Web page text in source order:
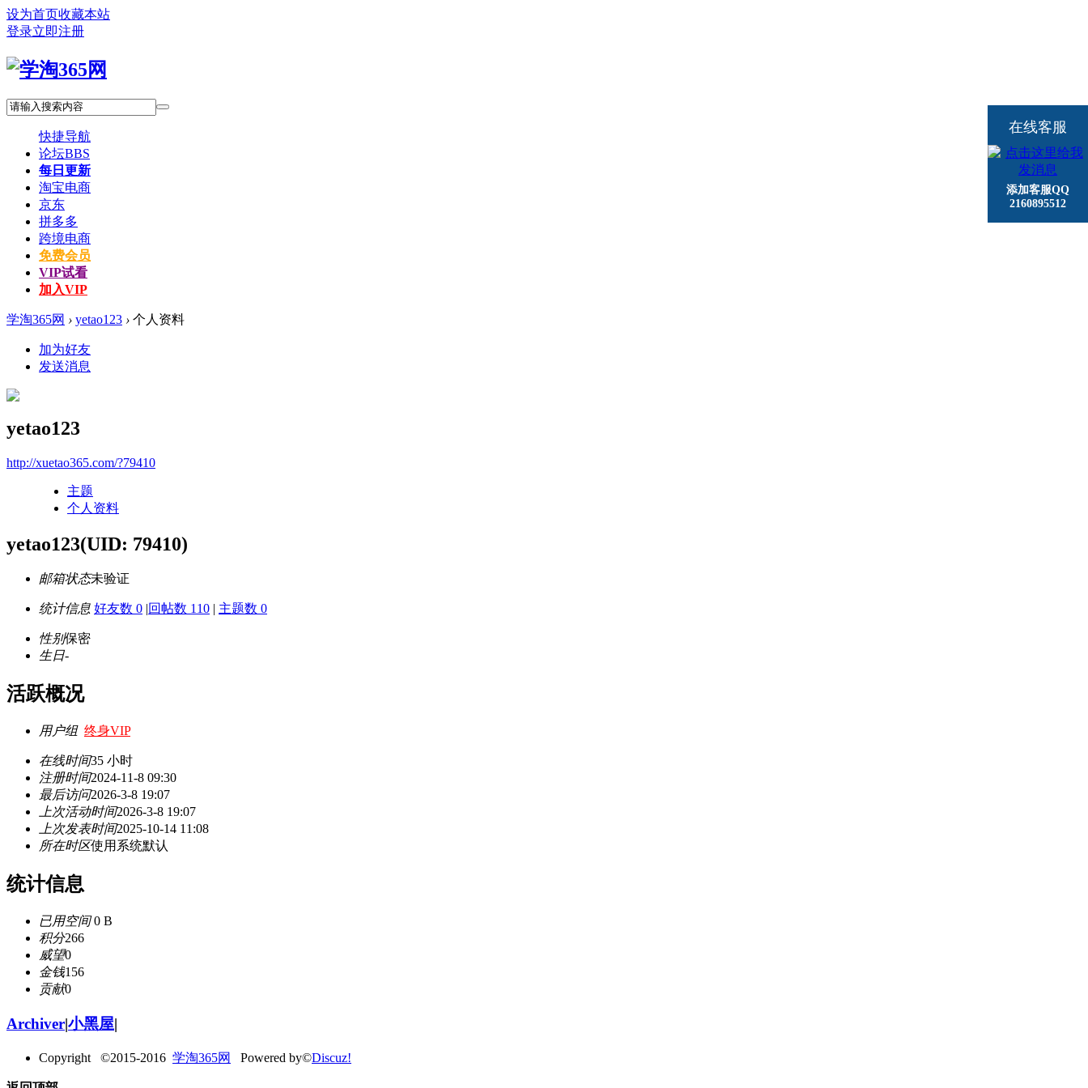
设为首页收藏本站
登录立即注册
快捷导航
论坛BBS
每日更新
淘宝电商
京东
拼多多
跨境电商
免费会员
VIP试看
加入VIP
学淘365网 › yetao123 › 个人资料
加为好友
发送消息
yetao123
http://xuetao365.com/?79410
主题
个人资料
yetao123(UID: 79410)
邮箱状态未验证
统计信息 好友数 0 |回帖数 110 | 主题数 0
性别保密
生日-
活跃概况
用户组 终身VIP
在线时间35 小时
注册时间2024-11-8 09:30
最后访问2026-3-8 19:07
上次活动时间2026-3-8 19:07
上次发表时间2025-10-14 11:08
所在时区使用系统默认
统计信息
已用空间0 B
积分266
威望0
金钱156
贡献0
在线客服
添加客服QQ
2160895512
Archiver|小黑屋|
Copyright ©2015-2016 学淘365网 Powered by©Discuz!